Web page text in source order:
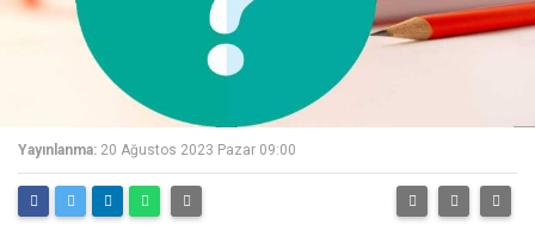
Yayınlanma: 20 Ağustos 2023 Pazar 09:00